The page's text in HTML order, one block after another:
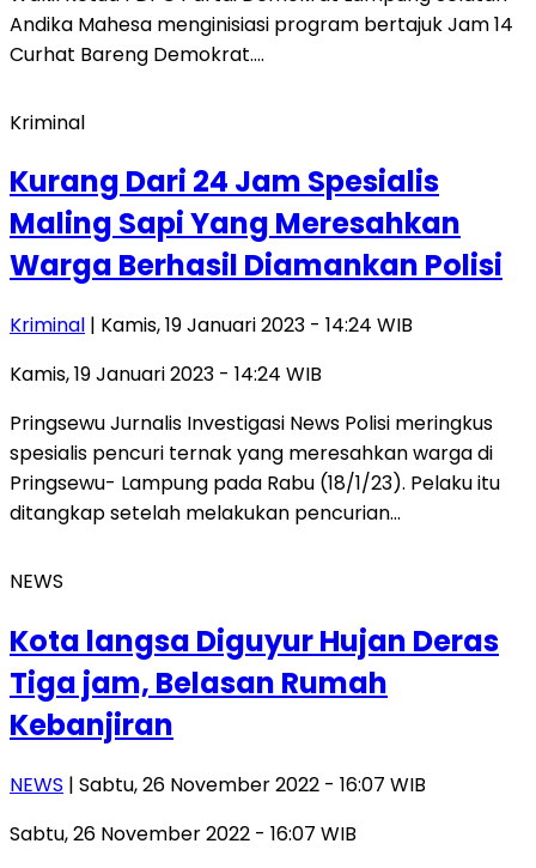
Andika Mahesa menginisiasi program bertajuk Jam 14
Curhat Bareng Demokrat….
Kriminal
Kurang Dari 24 Jam Spesialis
Maling Sapi Yang Meresahkan
Warga Berhasil Diamankan Polisi
Kriminal | Kamis, 19 Januari 2023 - 14:24 WIB
Kamis, 19 Januari 2023 - 14:24 WIB
Pringsewu Jurnalis Investigasi News Polisi meringkus
spesialis pencuri ternak yang meresahkan warga di
Pringsewu- Lampung pada Rabu (18/1/23). Pelaku itu
ditangkap setelah melakukan pencurian…
NEWS
Kota langsa Diguyur Hujan Deras
Tiga jam, Belasan Rumah
Kebanjiran
NEWS | Sabtu, 26 November 2022 - 16:07 WIB
Sabtu, 26 November 2022 - 16:07 WIB